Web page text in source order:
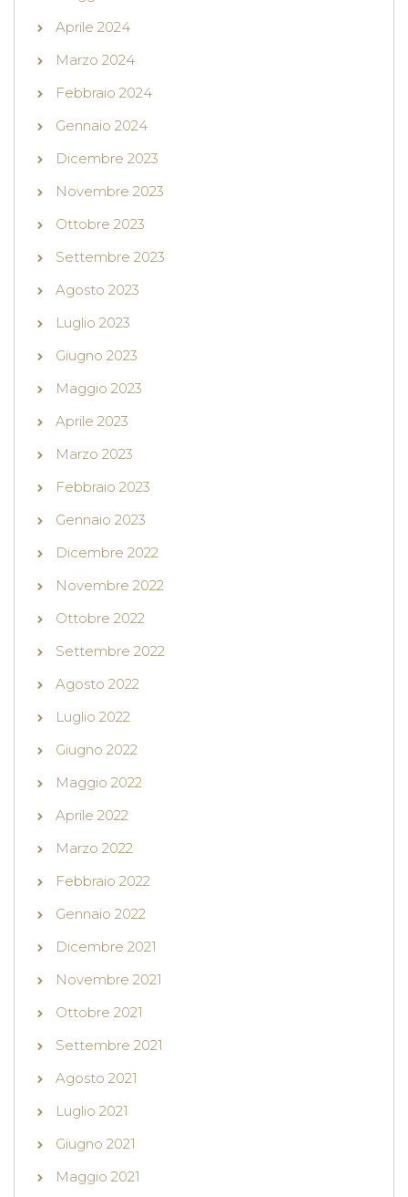
Aprile 2024
Marzo 2024
Febbraio 2024
Gennaio 2024
Dicembre 2023
Novembre 2023
Ottobre 2023
Settembre 2023
Agosto 2023
Luglio 2023
Giugno 2023
Maggio 2023
Aprile 2023
Marzo 2023
Febbraio 2023
Gennaio 2023
Dicembre 2022
Novembre 2022
Ottobre 2022
Settembre 2022
Agosto 2022
Luglio 2022
Giugno 2022
Maggio 2022
Aprile 2022
Marzo 2022
Febbraio 2022
Gennaio 2022
Dicembre 2021
Novembre 2021
Ottobre 2021
Settembre 2021
Agosto 2021
Luglio 2021
Giugno 2021
Maggio 2021